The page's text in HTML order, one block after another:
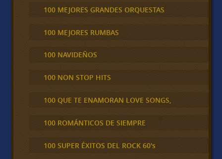
100 MEJORES GRANDES ORQUESTAS
100 MEJORES RUMBAS
100 NAVIDEÑOS
100 NON STOP HITS
100 QUE TE ENAMORAN LOVE SONGS,
100 ROMÁNTICOS DE SIEMPRE
100 SUPER ÉXITOS DEL ROCK 60's